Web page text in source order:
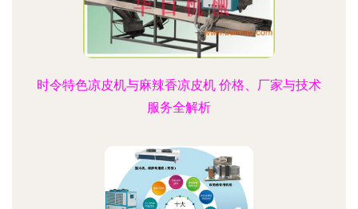
时令特色凉皮机与麻辣香凉皮机 价格、厂家与技术
服务全解析